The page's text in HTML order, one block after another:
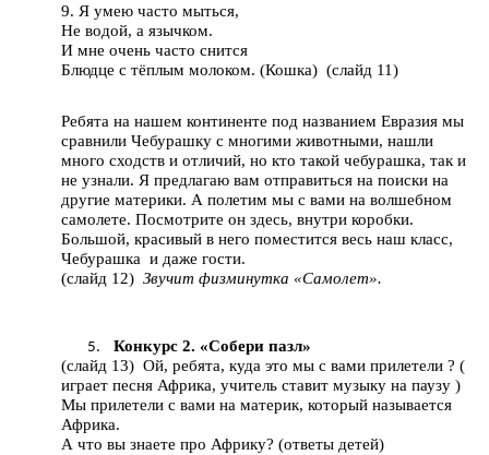
9. Я умею часто мыться,
Не водой, а язычком.
И мне очень часто снится
Блюдце с тёплым молоком. (Кошка) (слайд 11)
Ребята на нашем континенте под названием Евразия мы
сравнили Чебурашку с многими животными, нашли
много сходств и отличий, но кто такой чебурашка, так и
не узнали. Я предлагаю вам отправиться на поиски на
другие материки. А полетим мы с вами на волшебном
самолете. Посмотрите он здесь, внутри коробки.
Большой, красивый в него поместится весь наш класс,
Чебурашка и даже гости.
(слайд 12) Звучит физминутка «Самолет».
Конкурс 2. «Собери пазл»
(слайд 13) Ой, ребята, куда это мы с вами прилетели ? (
играет песня Африка, учитель ставит музыку на паузу )
Мы прилетели с вами на материк, который называется
Африка.
А что вы знаете про Африку? (ответы детей)